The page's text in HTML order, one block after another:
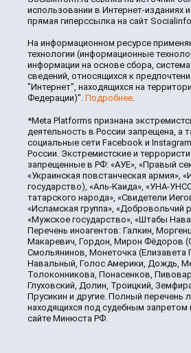
использовании в Интернет-изданиях
прямая гиперссылка на сайт
На информационном ресурсе
технологии (информационные
информации на основе сбора,
сведений, относящихся к
"Интернет", находящихся на
Федерации)". Подробнее.
*Meta Platforms признана
деятельность в России запрещена, а
социальные сети Facebook и
России. Экстремистские и
запрещенные в РФ: «АУЕ», «Правый
«Украинская повстанческая армия»,
государство), «Аль-Каида», «УНА-
татарского народа», «Свидетели
«Исламская группа», «Добровольчий
«Мужское государство», «Штабы
Перечень иноагентов: Галкин,
Макаревич, Гордон, Мирон Фёдоров
Смольянинов, Монеточка
Навальный, Голос Америки, Дождь,
Толоконникова, Понасенков,
Глуховский, Долин, Троицкий,
Прусикин и другие. Полный перечень
находящихся под судебным запретом
сайте Минюста РФ.